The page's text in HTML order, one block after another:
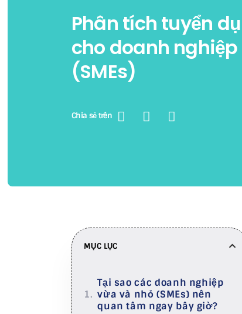
Phân tích tuyển
cho doanh
(SMEs)
Chia sẻ trên
MỤC LỤC
Tại sao các doanh nghiệp
vừa và nhỏ (SMEs) nên
quan tâm ngay bây giờ?